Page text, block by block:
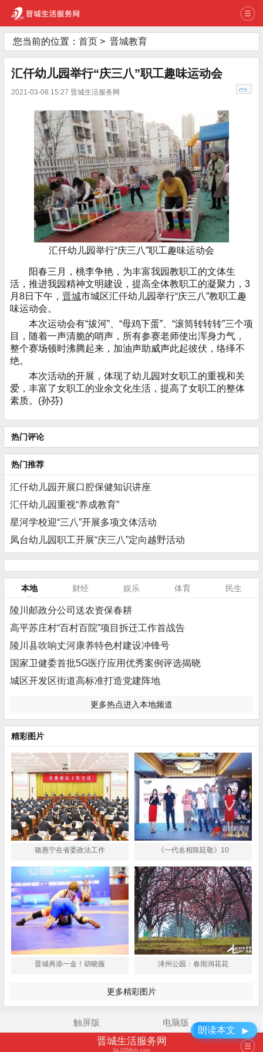
您当前的位置： 首页 > 晋城教育
汇仟幼儿园举行“庆三八”职工趣味运动会
2021-03-08 15:27 晋城生活服务网
汇仟幼儿园举行“庆三八”职工趣味运动会
阳春三月，桃李争艳，为丰富我园教职工的文体生
活，推进我园精神文明建设，提高全体教职工的凝聚力，3
月8日下午， 晋城市城区汇仟幼儿园举行“庆三八”教职工趣
味运动会。
本次运动会有“拔河”、“母鸡下蛋”、“滚筒转转转”三个项
目，随着一声清脆的哨声，所有参赛老师使出浑身力气，
整个赛场顿时沸腾起来，加油声助威声此起彼伏，络绎不
绝。
本次活动的开展，体现了幼儿园对女职工的重视和关
爱，丰富了女职工的业余文化生活，提高了女职工的整体
素质。(孙芬)
热门评论
热门推荐
汇仟幼儿园开展口腔保健知识讲座
汇仟幼儿园重视“养成教育”
星河学校迎“三八”开展多项文体活动
凤台幼儿园职工开展“庆三八”定向越野活动
本地 财经 娱乐 体育 民生
陵川邮政分公司送农资保春耕
高平苏庄村“百村百院”项目拆迁工作首战告
陵川县吹响丈河康养特色村建设冲锋号
国家卫健委首批5G医疗应用优秀案例评选揭晓
城区开发区街道高标准打造党建阵地
更多热点进入本地频道
精彩图片
骆惠宁在省委政法工作 《一代名相陈廷敬》10
晋城再添一金！胡晓薇 泽州公园：春雨润花花
更多精彩图片
触屏版 电脑版
晋城生活服务网
3g.0356sh.com
朗读本文 ►